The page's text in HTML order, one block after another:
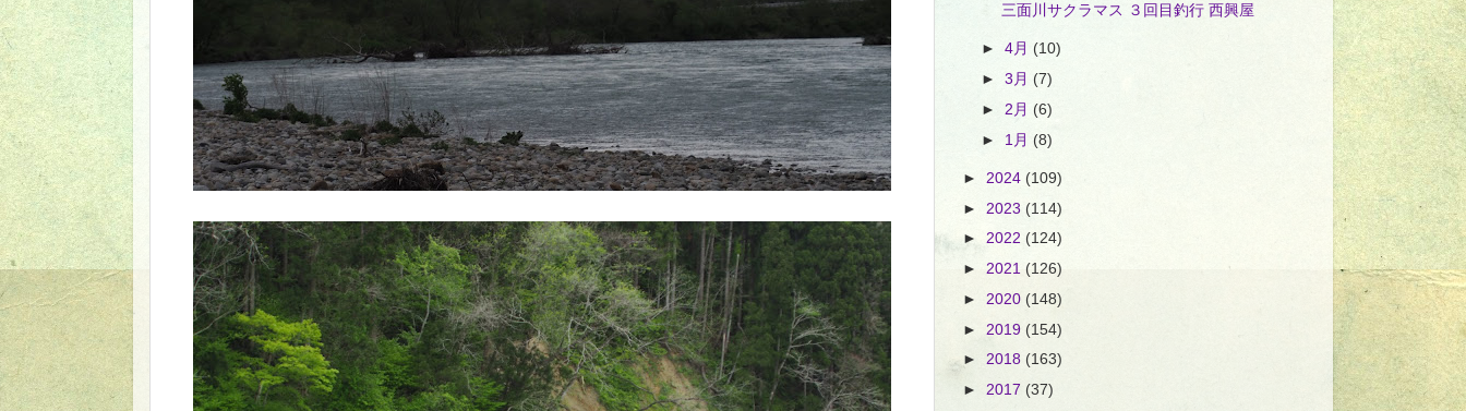
三面川サクラマス ３回目釣行 西興屋
►4月 (10)
►3月(7)
► 2月(6)
► 1月(8)
► 2024 (109)
► 2023 (114)
► 2022 (124)
► 2021 (126)
► 2020 (148)
► 2019 (154)
► 2018 (163)
► 2017 (37)